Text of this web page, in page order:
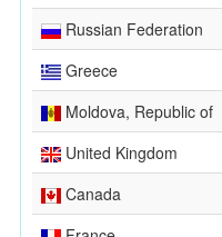
Russian Federation
Greece
Moldova, Republic of
United Kingdom
Canada